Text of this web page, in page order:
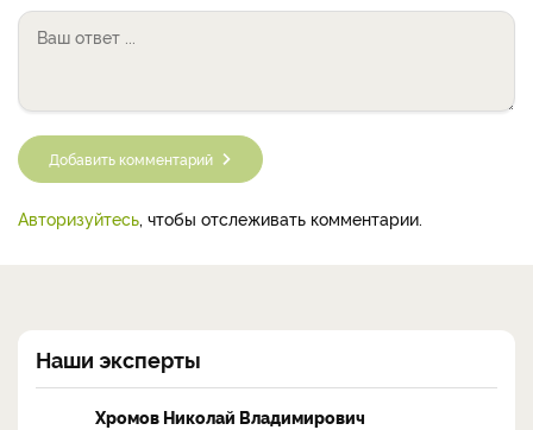
Добавить комментарий
Авторизуйтесь, чтобы отслеживать комментарии.
Наши эксперты
Хромов Николай Владимирович